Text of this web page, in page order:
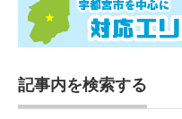
記事内を検索する